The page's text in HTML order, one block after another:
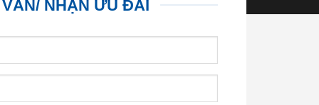
NHẬN ƯU ĐÃI